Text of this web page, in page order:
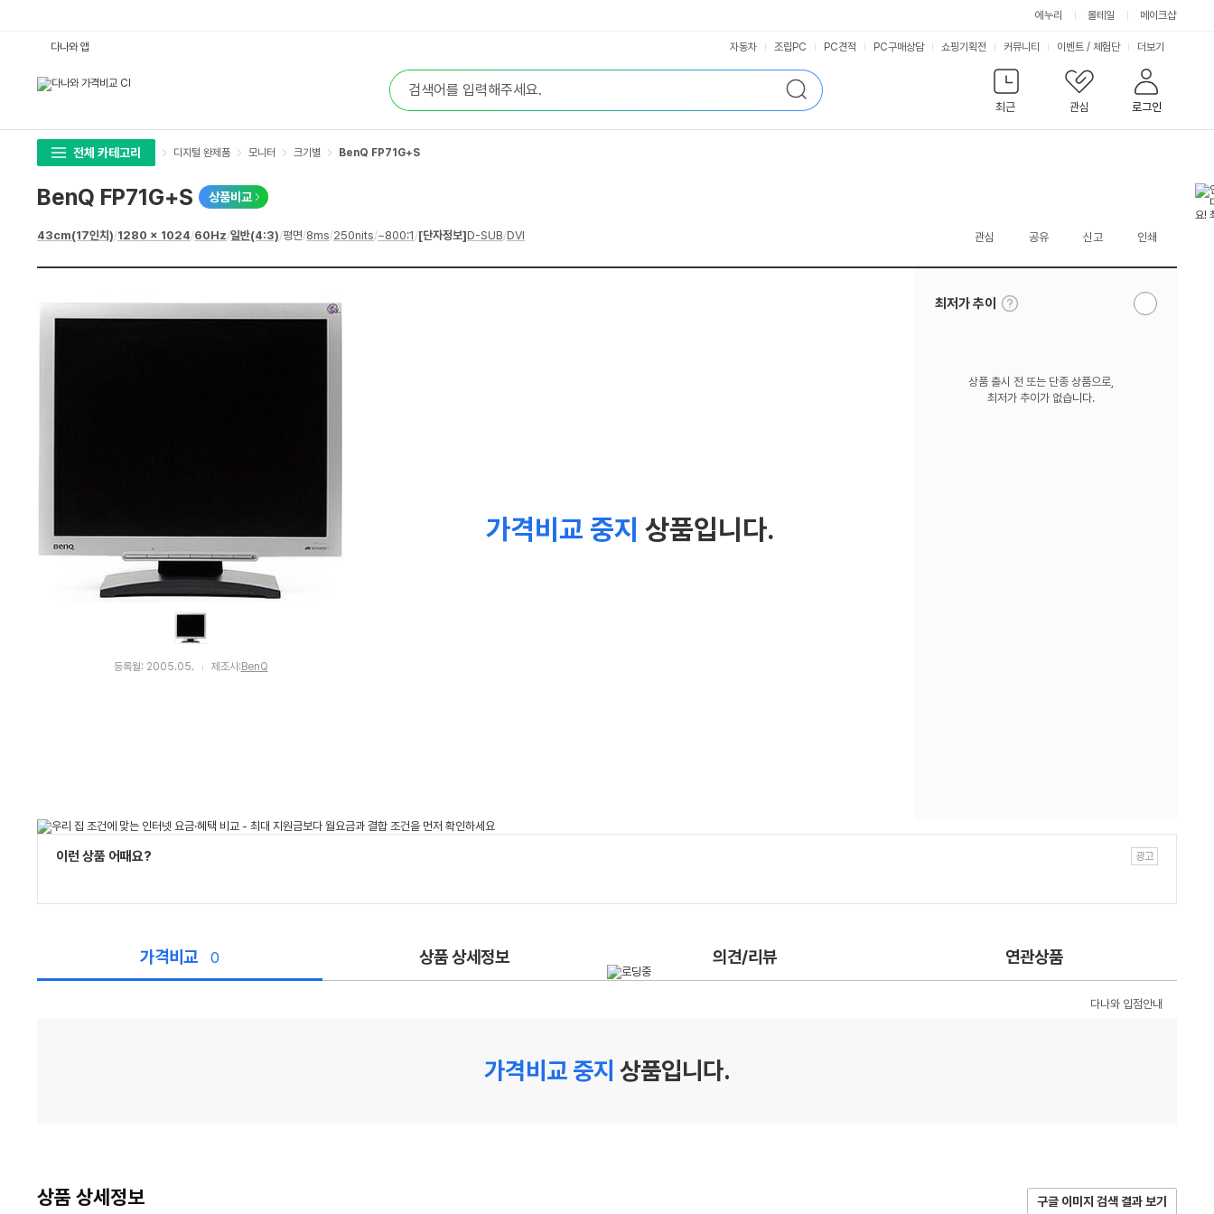
에누리 몰테일
메이크샵
합
검
색
검
색
최근
관심 로그인
다나와 앱 자동차 조립PC PC견적 PC구매상담 쇼핑기획전 커뮤니티 이벤트 / 체험단 서
비
스
더보기
전체 카테고리 디지털 완제품 모니터 크기별 BenQ FP71G+S
BenQ FP71G+S 상품비교
상
43cm(17인치)/1280 x 1024/60Hz/일반(4:3)/평면/8ms/250nits/~800:1 /[단자정보]D-SUB/DVI 관심 공유 신고 인쇄
등록월: 2005.05. 제조사: BenQ
가격비교 중지 상품입니다.
최저가 추이
툴
팁
알
상품 출시 전 또는 단종 상품으로,
최저가 추이가 없습니다.
이런 상품 어때요?
가격비교 0 상품 상세정보 의견/리뷰 연관상품
다나와 입점안내
가격비교 중지 상품입니다.
상품 상세정보 구글 이미지 검색 결과 보기